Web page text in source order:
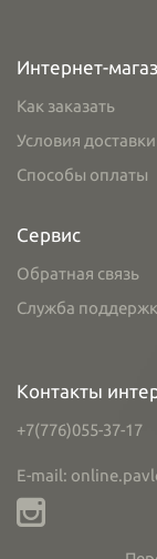
Интернет-
Как заказать
Условия доставки
Способы оплаты
Сервис
Обратная связь
Служба
Контакты
+7(776)055-37-17
E-mail: